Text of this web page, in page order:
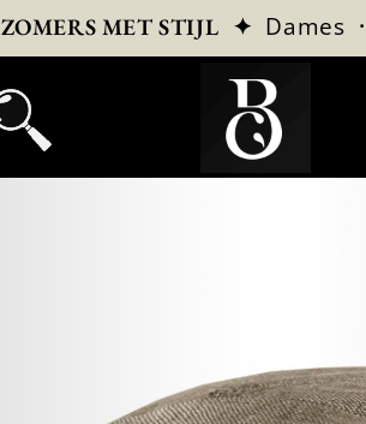
ZOMERS MET STIJL ✦ Dames